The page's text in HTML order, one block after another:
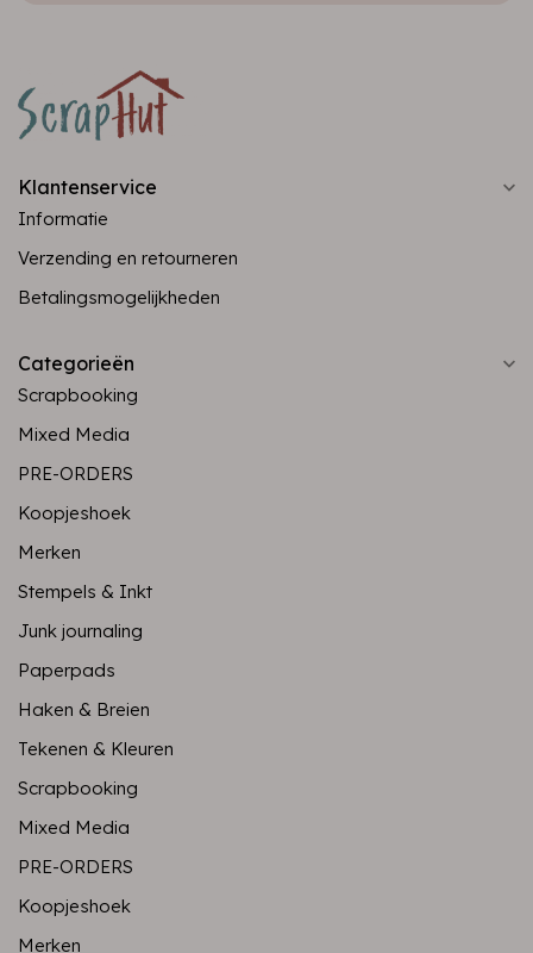
Klantenservice
Informatie
Verzending en retourneren
Betalingsmogelijkheden
Categorieën
Scrapbooking
Mixed Media
PRE-ORDERS
Koopjeshoek
Merken
Stempels & Inkt
Junk journaling
Paperpads
Haken & Breien
Tekenen & Kleuren
Scrapbooking
Mixed Media
PRE-ORDERS
Koopjeshoek
Merken